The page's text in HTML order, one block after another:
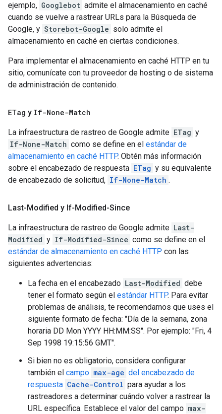
ejemplo, Googlebot admite el almacenamiento en caché
cuando se vuelve a rastrear URLs para la Búsqueda de
Google, y Storebot-Google solo admite el
almacenamiento en caché en ciertas condiciones.
Para implementar el almacenamiento en caché HTTP en tu
sitio, comunícate con tu proveedor de hosting o de sistema
de administración de contenido.
ETag y If-None-Match
La infraestructura de rastreo de Google admite ETag y
If-None-Match como se define en el estándar de
almacenamiento en caché HTTP. Obtén más información
sobre el encabezado de respuesta ETag y su equivalente
de encabezado de solicitud, If-None-Match .
Last-Modified y If-Modified-Since
La infraestructura de rastreo de Google admite Last-
Modified y If-Modified-Since como se define en el
estándar de almacenamiento en caché HTTP con las
siguientes advertencias:
La fecha en el encabezado Last-Modified debe
tener el formato según el estándar HTTP. Para evitar
problemas de análisis, te recomendamos que uses el
siguiente formato de fecha: "Día de la semana, zona
horaria DD Mon YYYY HH:MM:SS". Por ejemplo: "Fri, 4
Sep 1998 19:15:56 GMT".
Si bien no es obligatorio, considera configurar
también el campo max-age del encabezado de
respuesta Cache-Control para ayudar a los
rastreadores a determinar cuándo volver a rastrear la
URL específica. Establece el valor del campo max-